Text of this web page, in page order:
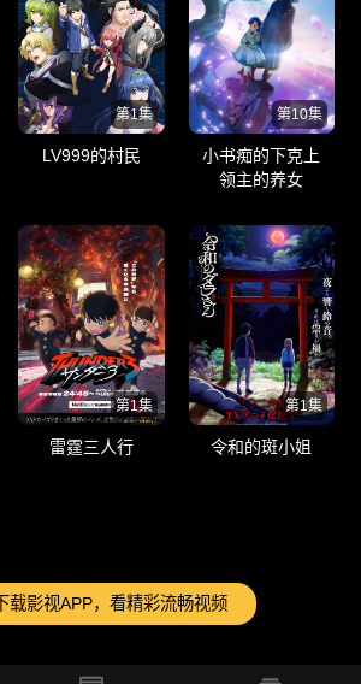
第1集
LV999的村民
第10集
小书痴的下克上
领主的养女
第1集
雷霆三人行
第1集
令和的斑小姐
下载影视APP，看精彩流畅视频